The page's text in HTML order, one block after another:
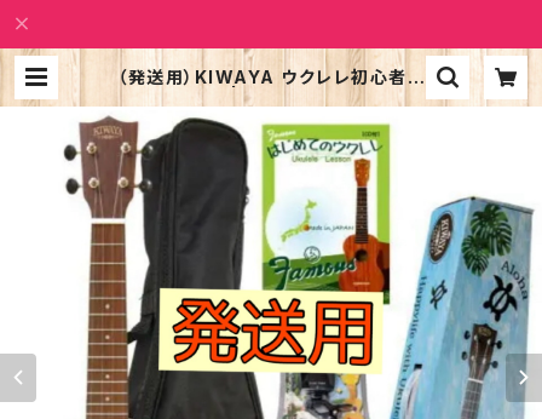
（発送用）KIWAYA ウクレレ初心者セ
ット KSU-１ | Alohatic Shop PU